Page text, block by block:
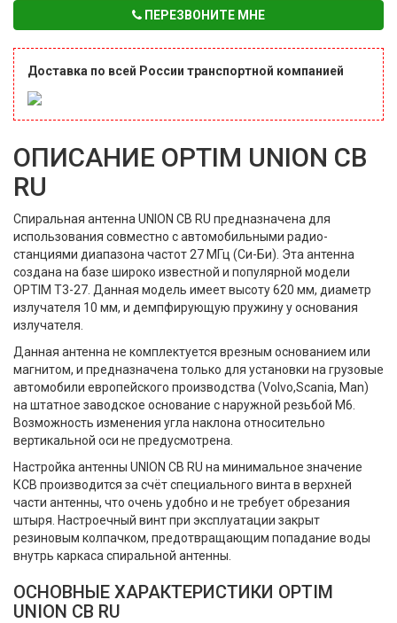
ПЕРЕЗВОНИТЕ МНЕ
Доставка по всей России транспортной компанией
ОПИСАНИЕ OPTIM UNION CB
RU
Спиральная антенна UNION CB RU предназначена для
использования совместно с автомобильными радио-
станциями диапазона частот 27 МГц (Си-Би). Эта антенна
создана на базе широко известной и популярной модели
OPTIM T3-27. Данная модель имеет высоту 620 мм, диаметр
излучателя 10 мм, и демпфирующую пружину у основания
излучателя.
Данная антенна не комплектуется врезным основанием или
магнитом, и предназначена только для установки на грузовые
автомобили европейского производства (Volvo,Scania, Man)
на штатное заводское основание с наружной резьбой М6.
Возможность изменения угла наклона относительно
вертикальной оси не предусмотрена.
Настройка антенны UNION CB RU на минимальное значение
КСВ производится за счёт специального винта в верхней
части антенны, что очень удобно и не требует обрезания
штыря. Настроечный винт при эксплуатации закрыт
резиновым колпачком, предотвращающим попадание воды
внутрь каркаса спиральной антенны.
ОСНОВНЫЕ ХАРАКТЕРИСТИКИ OPTIM
UNION CB RU